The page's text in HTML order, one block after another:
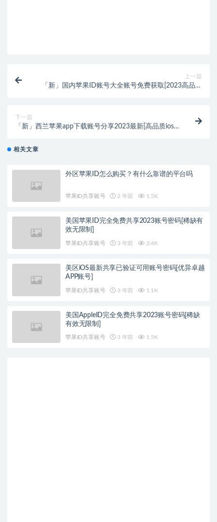
上一篇
「新」国内苹果ID账号大全账号免费获取[2023高品质
下一篇
「新」西兰苹果app下载账号分享2023最新[高品质ios
相关文章
外区苹果ID怎么购买？有什么靠谱的平台吗
苹果ID共享账号 2 年前 1.5K
美国苹果ID完全免费共享2023账号密码[稀缺有
效无限制]
苹果ID共享账号 3 年前 2.4K
美区iOS最新共享已验证可用账号密码[优异卓越
APP账号]
苹果ID共享账号 3 年前 1.1K
美国AppleID完全免费共享2023账号密码[稀缺
有效无限制]
苹果ID共享账号 3 年前 1.5K